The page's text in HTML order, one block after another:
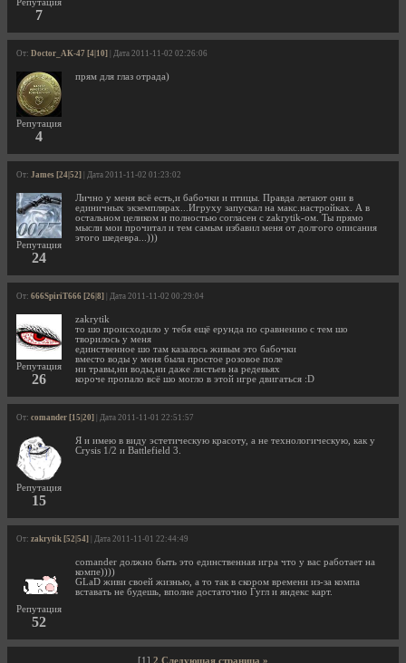
7
От: Doctor_AK-47 [4|10] | Дата 2011-11-02 02:26:06
Репутация
4
прям для глаз отрада)
От: James [24|52] | Дата 2011-11-02 01:23:02
Репутация
24
Лично у меня всё есть,и бабочки и птицы. Правда летают они в
единичных экземплярах...Игруху запускал на макс.настройках. А в
остальном целиком и полностью согласен с zakrytik-ом. Ты прямо
мысли мои прочитал и тем самым избавил меня от долгого описания
этого шедевра...)))
От: 666SpiriT666 [26|8] | Дата 2011-11-02 00:29:04
Репутация
26
zakrytik
то шо происходило у тебя ещё ерунда по сравнению с тем шо
творилось у меня
единственное шо там казалось живым это бабочки
вместо воды у меня была простое розовое поле
ни травы,ни воды,ни даже листьев на редевьях
короче пропало всё шо могло в этой игре двигаться :D
От: comander [15|20] | Дата 2011-11-01 22:51:57
Репутация
15
Я и имею в виду эстетическую красоту, а не технологическую, как у
Crysis 1/2 и Battlefield 3.
От: zakrytik [52|54] | Дата 2011-11-01 22:44:49
Репутация
52
comander должно быть это единственная игра что у вас работает на
компе))))
GLaD живи своей жизнью, а то так в скором времени из-за компа
вставать не будешь, вполне достаточно Гугл и яндекс карт.
[1] 2 Следующая страница »